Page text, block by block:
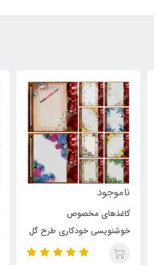
ناموجود
کاغذهای مخصوص
خوشنویسی خودکاری طرح گل
یخ (A6)